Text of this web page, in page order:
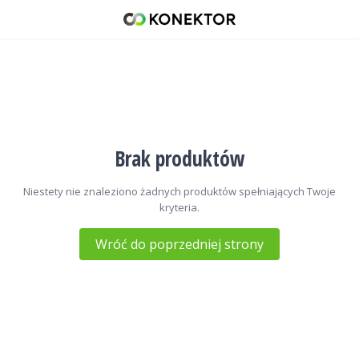
Brak produktów
Niestety nie znaleziono żadnych produktów spełniających Twoje
kryteria.
Wróć do poprzedniej strony